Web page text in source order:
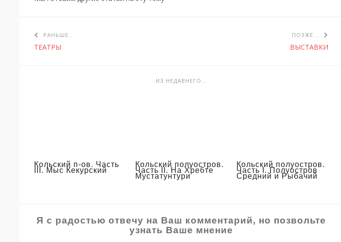
РАНЬШЕ...
ТЕАТРЫ
ПОЗЖЕ...
ВЫСТАВКИ
ИЗ НЕДАВНЕГО...
Кольский п-ов. Часть
III. Мыс Кекурский
Кольский полуостров.
Часть II. На Хребте
Мустатунтури
Кольский полуостров.
Часть I. Полуостров
Средний и Рыбачий
Я с радостью отвечу на Ваш комментарий, но позвольте
узнать Ваше мнение